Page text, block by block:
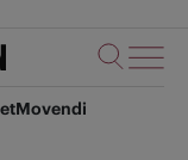
Movendi